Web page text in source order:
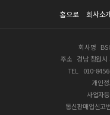
홈으로 회사소
회사명
주소 경남 창원
TEL 010-
개인
사업자
통신판매업신고